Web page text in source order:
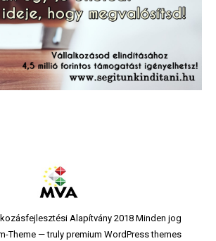
Alapítvány 2018 Minden jog
Theme — truly premium WordPress themes